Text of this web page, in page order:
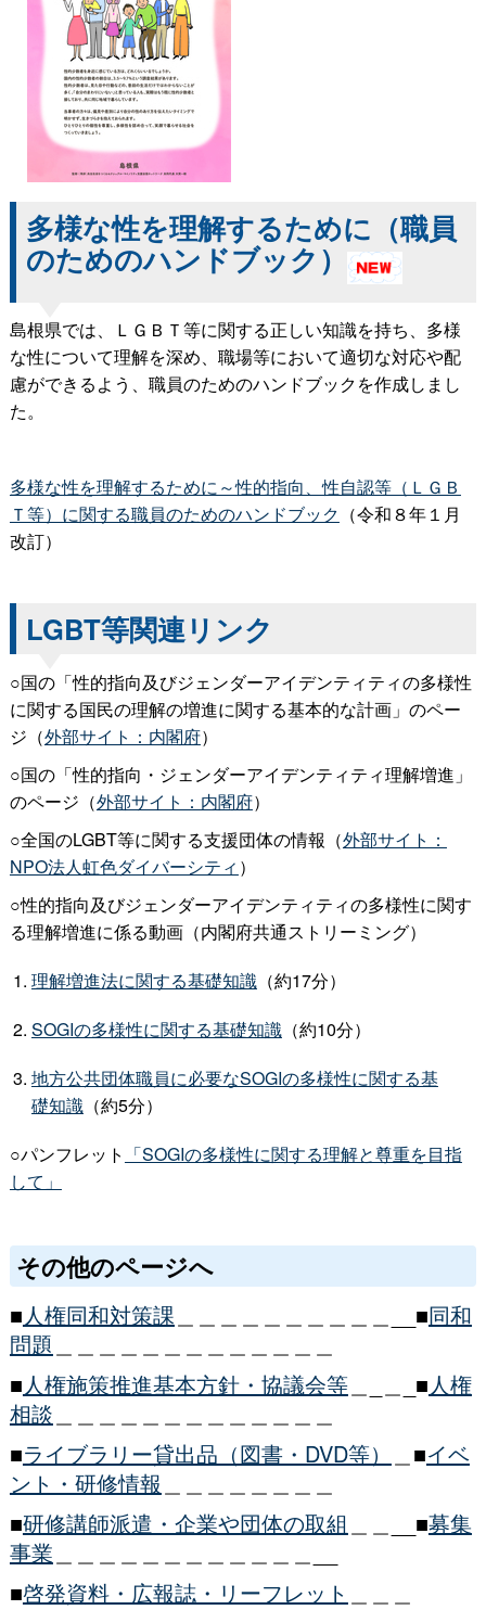
多様な性を理解するために（職員
のためのハンドブック）
島根県では、ＬＧＢＴ等に関する正しい知識を持ち、多様
な性について理解を深め、職場等において適切な対応や配
慮ができるよう、職員のためのハンドブックを作成しまし
た。
多様な性を理解するために～性的指向、性自認等（ＬＧＢ
Ｔ等）に関する職員のためのハンドブック （令和８年１月
改訂）
LGBT等関連リンク
○国の「性的指向及びジェンダーアイデンティティの多様性
に関する国民の理解の増進に関する基本的な計画」のペー
ジ（外部サイト：内閣府）
○国の「性的指向・ジェンダーアイデンティティ理解増進」
のページ（外部サイト：内閣府）
○全国のLGBT等に関する支援団体の情報（外部サイト：
NPO法人虹色ダイバーシティ ）
○性的指向及びジェンダーアイデンティティの多様性に関す
る理解増進に係る動画（内閣府共通ストリーミング）
理解増進法に関する基礎知識（約17分）
SOGIの多様性に関する基礎知識（約10分）
地方公共団体職員に必要なSOGIの多様性に関する基
礎知識（約5分）
○パンフレット 「SOGIの多様性に関する理解と尊重を目指
して」
その他のページへ
■人権同和対策課 ＿＿＿＿＿＿＿＿＿＿__■同和
問題
■人権施策推進基本方針・協議会等＿_＿_■人権
相談
■ライブラリー貸出品（図書・DVD等） ＿■イベ
ント・研修情報
■研修講師派遣・企業や団体の取組 ＿＿__■募集
事業
■啓発資料・広報誌・リーフレット